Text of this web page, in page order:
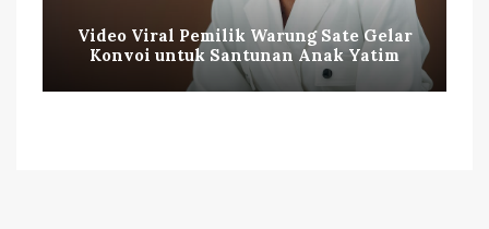
Video Viral Pemilik Warung Sate Gelar
Konvoi untuk Santunan Anak Yatim